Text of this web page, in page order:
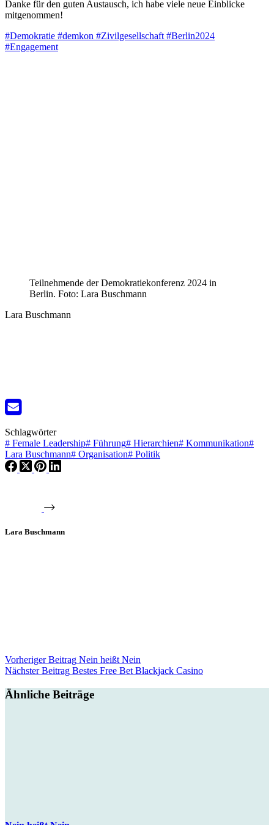
Danke für den guten Austausch, ich habe viele neue Einblicke
mitgenommen!
#Demokratie #demkon #Zivilgesellschaft #Berlin2024
#Engagement
Teilnehmende der Demokratiekonferenz 2024 in
Berlin. Foto: Lara Buschmann
Lara Buschmann
Schlagwörter
# Female Leadership# Führung# Hierarchien# Kommunikation#
Lara Buschmann# Organisation# Politik
Lara Buschmann
VorherigerBeitrag Nein heißt Nein
NächsterBeitrag Bestes Free Bet Blackjack Casino
Ähnliche Beiträge